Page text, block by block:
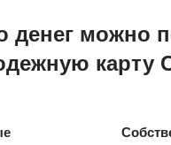
денег можно
карту